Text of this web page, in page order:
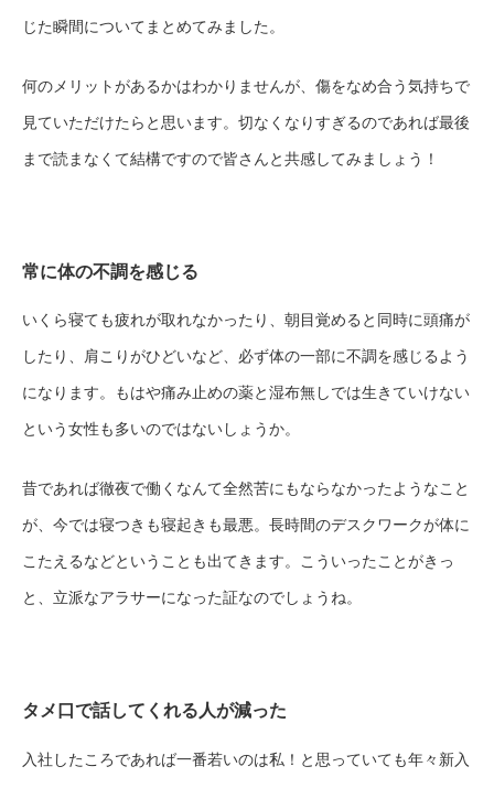
じた瞬間についてまとめてみました。
何のメリットがあるかはわかりませんが、傷をなめ合う気持ちで
見ていただけたらと思います。切なくなりすぎるのであれば最後
まで読まなくて結構ですので皆さんと共感してみましょう！
常に体の不調を感じる
いくら寝ても疲れが取れなかったり、朝目覚めると同時に頭痛が
したり、肩こりがひどいなど、必ず体の一部に不調を感じるよう
になります。もはや痛み止めの薬と湿布無しでは生きていけない
という女性も多いのではないしょうか。
昔であれば徹夜で働くなんて全然苦にもならなかったようなこと
が、今では寝つきも寝起きも最悪。長時間のデスクワークが体に
こたえるなどということも出てきます。こういったことがきっ
と、立派なアラサーになった証なのでしょうね。
タメ口で話してくれる人が減った
入社したころであれば一番若いのは私！と思っていても年々新入